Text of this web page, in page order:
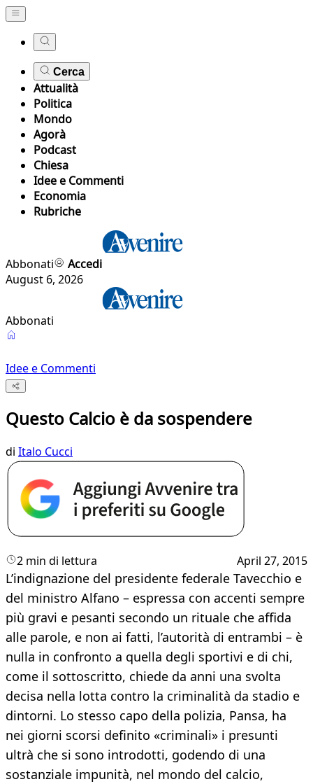
Cerca
Attualità
Politica
Mondo
Agorà
Podcast
Chiesa
Idee e Commenti
Economia
Rubriche
Abbonati
Accedi
August 6, 2026
Abbonati
Idee e Commenti
Questo Calcio è da sospendere
di Italo Cucci
2 min di lettura April 27, 2015
L’indignazione del presidente federale Tavecchio e
del ministro Alfano – espressa con accenti sempre
più gravi e pesanti secondo un rituale che affida
alle parole, e non ai fatti, l’autorità di entrambi – è
nulla in confronto a quella degli sportivi e di chi,
come il sottoscritto, chiede da anni una svolta
decisa nella lotta contro la criminalità da stadio e
dintorni. Lo stesso capo della polizia, Pansa, ha
nei giorni scorsi definito «criminali» i presunti
ultrà che si sono introdotti, godendo di una
sostanziale impunità, nel mondo del calcio,